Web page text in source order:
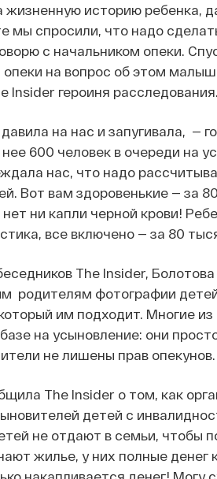
жизненную историю ребенка,
мы спросили, что надо
с начальником опеки.
опеки на вопрос об этом
Insider героиня расследования.
на нас и запугивала, —
600 человек в очереди на
нас, что надо
Вот вам здоровенькие — за
ни капли черной крови!
все включено — за 80
The Insider,
родителям фотографии
им подходит. Многие
на усыновление: они
не лишены прав опекунов.
The Insider о том, как
детей с
не отдают в семьи, чтобы
жилье, у них полные денег
накапливается денег! Могу